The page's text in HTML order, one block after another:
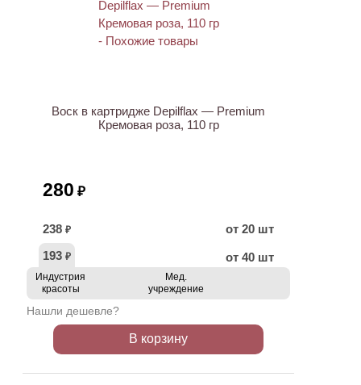
Воск в картридже Depilflax — Premium
Кремовая роза, 110 гр
280 ₽
238 ₽
от 20 шт
193 ₽ от 40 шт
Индустрия
красоты
Мед.
учреждение
Нашли дешевле?
В корзину